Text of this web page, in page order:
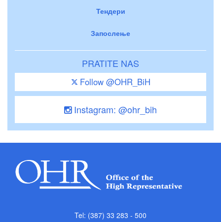
Тендери
Запослење
PRATITE NAS
Follow @OHR_BiH
Instagram: @ohr_bih
Tel: (387) 33 283 - 500